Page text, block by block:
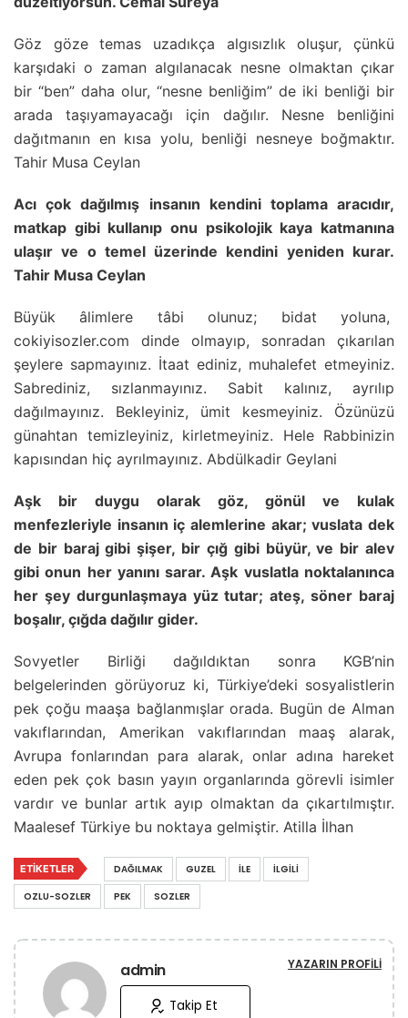
Göz göze temas uzadıkça algısızlık oluşur, çünkü
karşıdaki o zaman algılanacak nesne olmaktan çıkar
bir “ben” daha olur, “nesne benliğim” de iki benliği bir
arada taşıyamayacağı için dağılır. Nesne benliğini
dağıtmanın en kısa yolu, benliği nesneye boğmaktır.
Tahir Musa Ceylan
Acı çok dağılmış insanın kendini toplama aracıdır,
matkap gibi kullanıp onu psikolojik kaya katmanına
ulaşır ve o temel üzerinde kendini yeniden kurar.
Tahir Musa Ceylan
Büyük âlimlere tâbi olunuz; bidat yoluna,
cokiyisozler.com dinde olmayıp, sonradan çıkarılan
şeylere sapmayınız. İtaat ediniz, muhalefet etmeyiniz.
Sabrediniz, sızlanmayınız. Sabit kalınız, ayrılıp
dağılmayınız. Bekleyiniz, ümit kesmeyiniz. Özünüzü
günahtan temizleyiniz, kirletmeyiniz. Hele Rabbinizin
kapısından hiç ayrılmayınız. Abdülkadir Geylani
Aşk bir duygu olarak göz, gönül ve kulak
menfezleriyle insanın iç alemlerine akar; vuslata dek
de bir baraj gibi şişer, bir çığ gibi büyür, ve bir alev
gibi onun her yanını sarar. Aşk vuslatla noktalanınca
her şey durgunlaşmaya yüz tutar; ateş, söner baraj
boşalır, çığda dağılır gider.
Sovyetler Birliği dağıldıktan sonra KGB’nin
belgelerinden görüyoruz ki, Türkiye’deki sosyalistlerin
pek çoğu maaşa bağlanmışlar orada. Bugün de Alman
vakıflarından, Amerikan vakıflarından maaş alarak,
Avrupa fonlarından para alarak, onlar adına hareket
eden pek çok basın yayın organlarında görevli isimler
vardır ve bunlar artık ayıp olmaktan da çıkartılmıştır.
Maalesef Türkiye bu noktaya gelmiştir. Atilla İlhan
ETIKETLER DAĞILMAK GUZEL İLE
İLGILI
OZLU-SOZLER
PEK SOZLER
admin YAZARIN PROFILI
Takip Et